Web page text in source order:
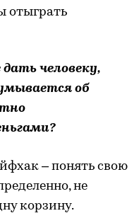
отыграть
человеку,
об
– понять свою
не
корзину.